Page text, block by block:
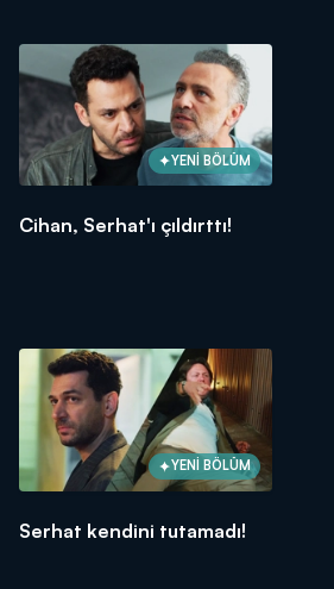
YENİ BÖLÜM
Cihan, Serhat'ı çıldırttı!
YENİ BÖLÜM
Serhat kendini tutamadı!